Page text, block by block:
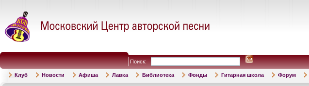
Поиск:
Клуб Новости Афиша Лавка Библиотека Фонды Гитарная школа Форум